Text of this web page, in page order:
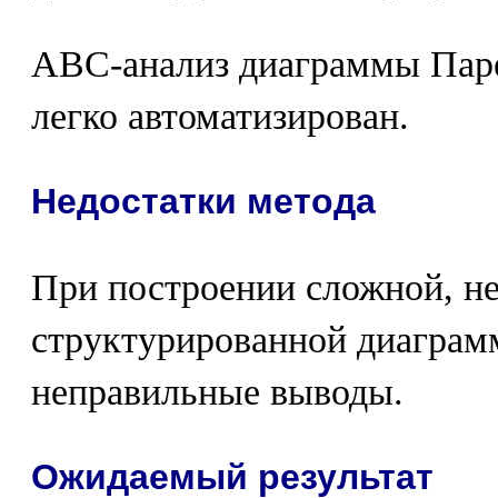
АВС-анализ диаграммы
легко автоматизирован.
Недостатки метода
При построении сложной, не
структурированной
неправильные выводы.
Ожидаемый результат